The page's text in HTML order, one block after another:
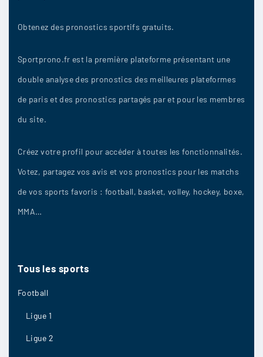
13
bobby9:
Barcelone
12
tonytony:
Barcelone 3 2
Lasam
Je dis je crois et je parie sur un résultat serré
Obtenez des pronostics sportifs gratuits.
Sportprono.fr est la première plateforme présentant une
double analyse des pronostics des meilleures plateformes
de paris et des pronostics partagés par et pour les membres
du site.
Créez votre profil pour accéder à toutes les fonctionnalités.
Votez, partagez vos avis et vos pronostics pour les matchs
de vos sports favoris : football, basket, volley, hockey, boxe,
MMA…
Tous les sports
Football
Ligue 1
Ligue 2